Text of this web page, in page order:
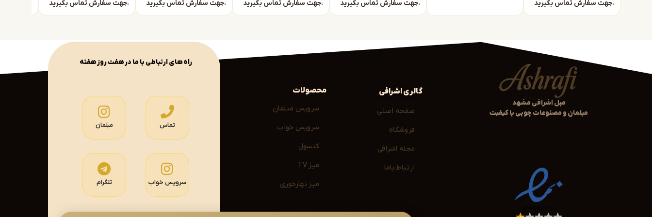
جهت سفارش تماس بگیرید. جهت سفارش تماس بگیرید. جهت سفارش تماس بگیرید. جهت سفارش تماس بگیرید. جهت سفارش تماس بگیرید.
مبل اشرافی مشهد
مبلمان و مصنوعات چوبی با کیفیت
گالری اشرافی محصولات
صفحه اصلی
فروشگاه
مجله اشرافی
ارتباط باما
سرویس مبلمان
سرویس خواب
کنسول
میز TV
میز نهارخوری
راه های ارتباطی با ما در هفت روز هفته
تماس مبلمان
سرویس خواب تلگرام